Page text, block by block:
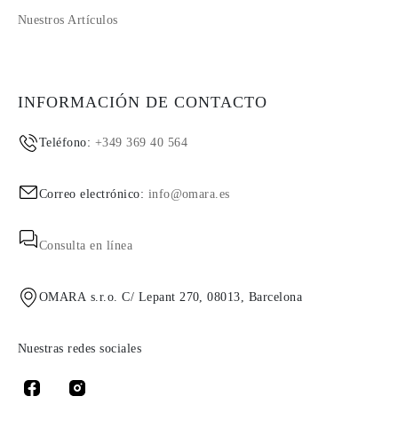
Nuestros Artículos
INFORMACIÓN DE CONTACTO
Teléfono: +349 369 40 564
Correo electrónico: info@omara.es
Consulta en línea
OMARA s.r.o. C/ Lepant 270, 08013, Barcelona
Nuestras redes sociales